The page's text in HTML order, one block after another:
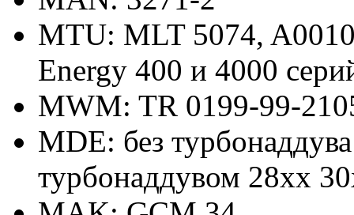
MTU: MLT 5074,
Energy 400 и 4000
MWM: TR 0199-99-
MDE: без
турбонаддувом 28xx